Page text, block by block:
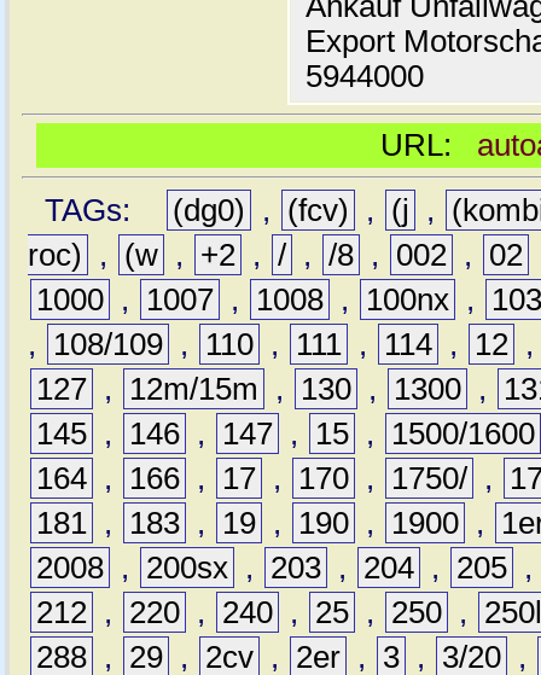
Export
5944000
URL:
TAGs:
(dg0) , (fcv) , (j ,
roc)
, (w , +2 , / , /8 , 002 , 02
1000 , 1007 , 1008 , 100nx ,
,
108/109 , 110 , 111 , 114 , 12
127 , 12m/15m , 130 , 1300 ,
145 , 146 , 147 , 15 ,
1500/1600
164 , 166 , 17 , 170 , 1750/ ,
181 , 183 , 19 , 190 , 1900 ,
2008 , 200sx , 203 , 204 , 205 ,
212 , 220 , 240 , 25 , 250 ,
288 , 29 , 2cv , 2er , 3 , 3/20 ,